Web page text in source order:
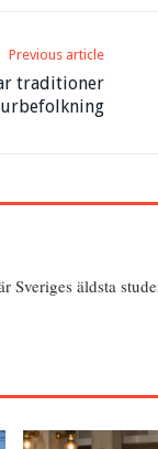
Previous article
traditioner
urbefolkning
Sveriges äldsta